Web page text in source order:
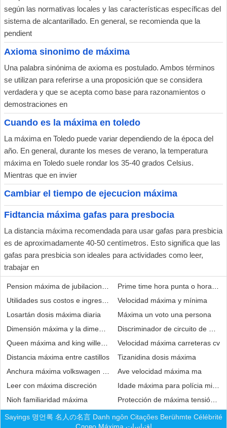
según las normativas locales y las características específicas del
sistema de alcantarillado. En general, se recomienda que la
pendient
Axioma sinonimo de máxima
Una palabra sinónima de axioma es postulado. Ambos términos
se utilizan para referirse a una proposición que se considera
verdadera y que se acepta como base para razonamientos o
demostraciones en
Cuando es la máxima en toledo
La máxima en Toledo puede variar dependiendo de la época del
año. En general, durante los meses de verano, la temperatura
máxima en Toledo suele rondar los 35-40 grados Celsius.
Mientras que en invier
Cambiar el tiempo de ejecucion máxima
Fidtancia máxima gafas para presbocia
La distancia máxima recomendada para usar gafas para presbicia
es de aproximadamente 40-50 centímetros. Esto significa que las
gafas para presbicia son ideales para actividades como leer,
trabajar en
Pension máxima de jubilacion 2023
Utilidades sus costos e ingresos semanales utilidad sea máxima
Losartán dosis máxima diaria
Dimensión máxima y la dimensión agujero 20e4
Queen máxima and king willem alexander of the netherlands
Distancia máxima entre castillos
Anchura máxima volkswagen tiguan
Leer con máxima discreción
Nioh familiaridad máxima
Prime time hora punta o horari
Velocidad máxima y mínima
Máxima un voto una persona
Discriminador de circuito de
Velocidad máxima carreteras cv
Tizanidina dosis máxima
Ave velocidad máxima ma
Idade máxima para polícia militar
Protección de máxima tensión
Sayings 명언록 名人の名言 Danh ngôn Citações Berühmte Célébrité